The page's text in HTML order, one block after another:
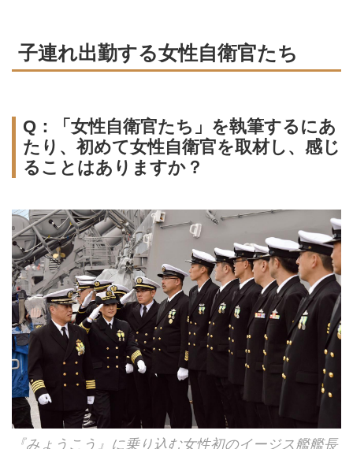
子連れ出勤する女性自衛官たち
Q：「女性自衛官たち」を執筆するにあ
たり、初めて女性自衛官を取材し、感じ
ることはありますか？
『みょうこう』に乗り込む女性初のイージス艦艦長